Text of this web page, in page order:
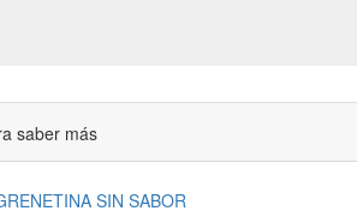
saber más
SIN SABOR